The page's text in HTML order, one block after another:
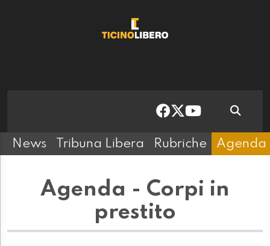
News Tribuna Libera Rubriche Agenda
Agenda - Corpi in
prestito